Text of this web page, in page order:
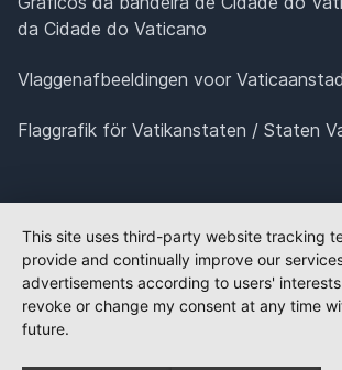
da Cidade do Vaticano
Vlaggenafbeeldingen voor
Flaggrafik för Vatikanstaten / Staten
This site uses third-party website tracking
provide and continually improve our
advertisements according to users'
revoke or change my consent at any time
future.